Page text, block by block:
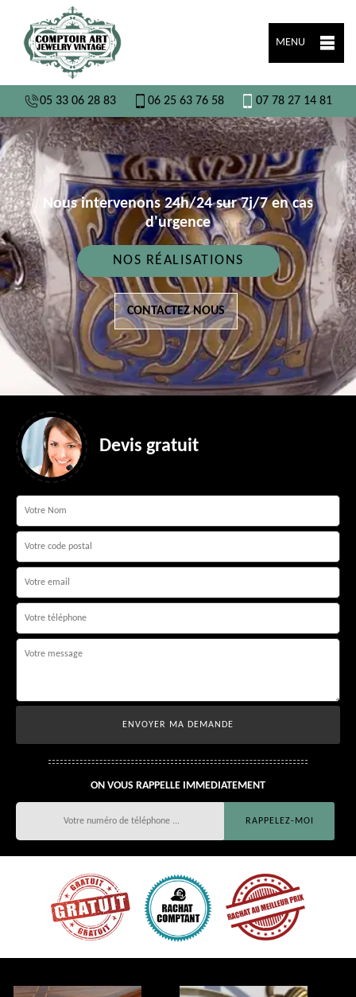
MENU
05 33 06 28 83 06 25 63 76 58 07 78 27 14 81
Nous intervenons 24h/24 sur 7j/7 en cas
d'urgence
NOS RÉALISATIONS
CONTACTEZ NOUS
Devis gratuit
ON VOUS RAPPELLE IMMEDIATEMENT